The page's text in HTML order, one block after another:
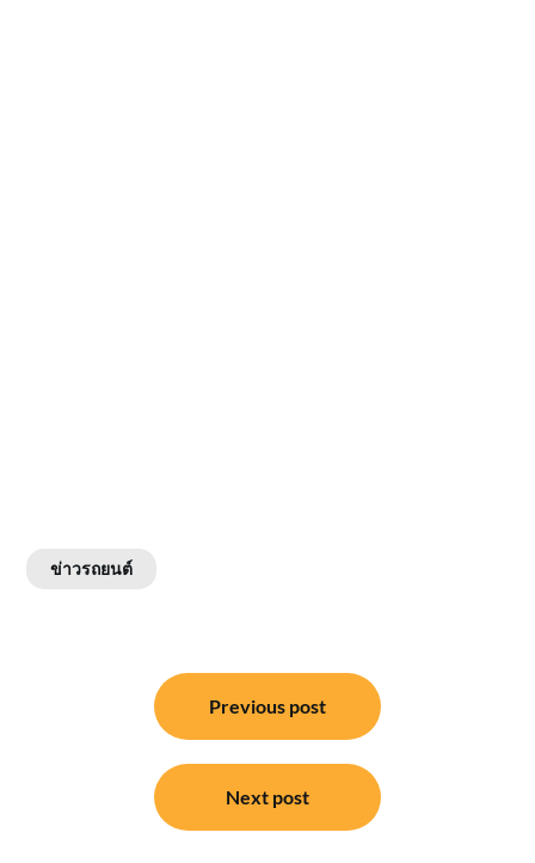
ข่าวรถยนต์
Previous post
Next post